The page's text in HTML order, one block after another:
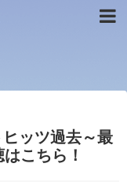
ヒッツ過去～最
こちら！